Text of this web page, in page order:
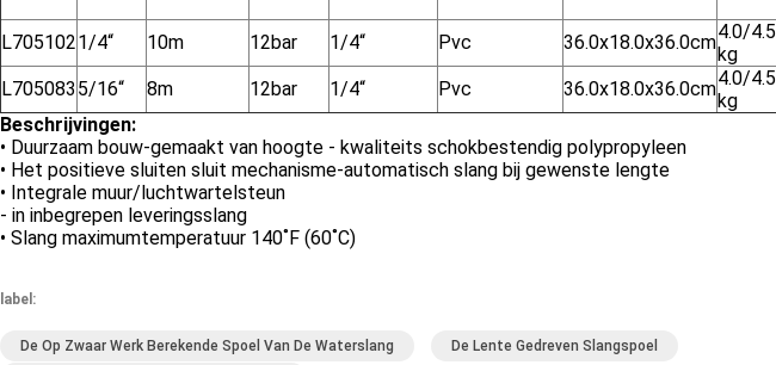
L7051021/4“ 10m 12bar 1/4“ Pvc 36.0x18.0x36.0cm4.0/4.5
kg
L705083 5/16“ 8m 12bar 1/4“ Pvc 36.0x18.0x36.0cm4.0/4.5
kg
Beschrijvingen:
• Duurzaam bouw-gemaakt van hoogte - kwaliteits schokbestendig polypropyleen
• Het positieve sluiten sluit mechanisme-automatisch slang bij gewenste lengte
• Integrale muur/luchtwartelsteun
- in inbegrepen leveringsslang
• Slang maximumtemperatuur 140˚F (60˚C)
label:
De Op Zwaar Werk Berekende Spoel Van De Waterslang
De Lente Gedreven Slangspoel